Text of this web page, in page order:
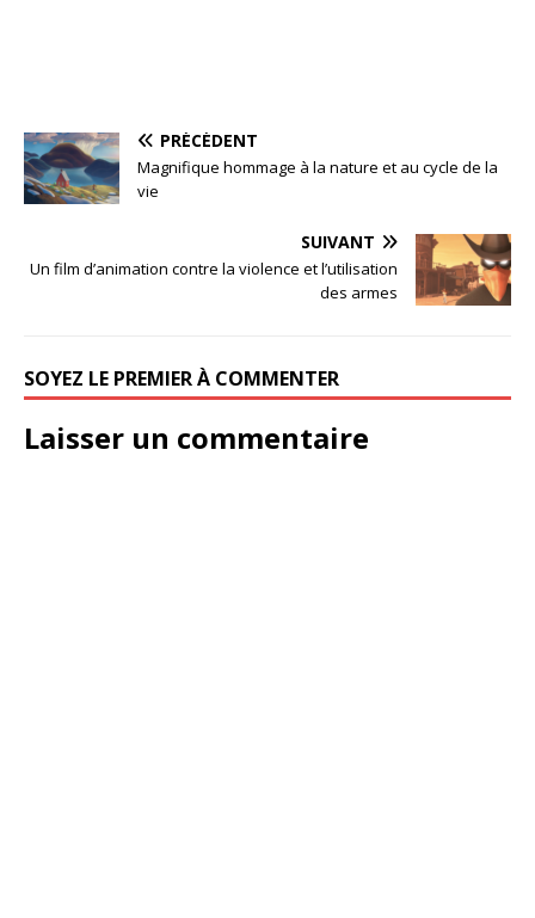
PRÉCÉDENT
Magnifique hommage à la nature et au cycle de la
vie
SUIVANT
Un film d’animation contre la violence et l’utilisation
des armes
SOYEZ LE PREMIER À COMMENTER
Laisser un commentaire